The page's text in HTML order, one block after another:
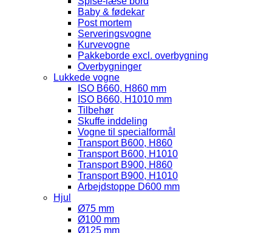
Baby & fødekar
Post mortem
Serveringsvogne
Kurvevogne
Pakkeborde excl. overbygning
Overbygninger
Lukkede vogne
ISO B660, H860 mm
ISO B660, H1010 mm
Tilbehør
Skuffe inddeling
Vogne til specialformål
Transport B600, H860
Transport B600, H1010
Transport B900, H860
Transport B900, H1010
Arbejdstoppe D600 mm
Hjul
Ø75 mm
Ø100 mm
Ø125 mm